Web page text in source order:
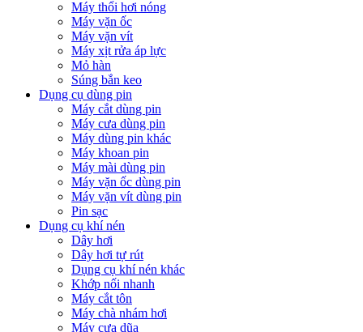
Máy thổi hơi nóng
Máy vặn ốc
Máy vặn vít
Máy xịt rửa áp lực
Mỏ hàn
Súng bắn keo
Dụng cụ dùng pin
Máy cắt dùng pin
Máy cưa dùng pin
Máy dùng pin khác
Máy khoan pin
Máy mài dùng pin
Máy vặn ốc dùng pin
Máy vặn vít dùng pin
Pin sạc
Dụng cụ khí nén
Dây hơi
Dây hơi tự rút
Dụng cụ khí nén khác
Khớp nối nhanh
Máy cắt tôn
Máy chà nhám hơi
Máy cưa dũa